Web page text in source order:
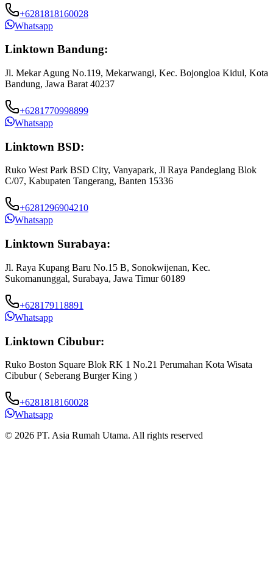
+6281818160028
Whatsapp
Linktown Bandung:
Jl. Mekar Agung No.119, Mekarwangi, Kec. Bojongloa Kidul, Kota
Bandung, Jawa Barat 40237
+6281770998899
Whatsapp
Linktown BSD:
Ruko West Park BSD City, Vanyapark, Jl Raya Pandeglang Blok
C/07, Kabupaten Tangerang, Banten 15336
+6281296904210
Whatsapp
Linktown Surabaya:
Jl. Raya Kupang Baru No.15 B, Sonokwijenan, Kec.
Sukomanunggal, Surabaya, Jawa Timur 60189
+628179118891
Whatsapp
Linktown Cibubur:
Ruko Boston Square Blok RK 1 No.21 Perumahan Kota Wisata
Cibubur ( Seberang Burger King )
+6281818160028
Whatsapp
© 2026 PT. Asia Rumah Utama. All rights reserved